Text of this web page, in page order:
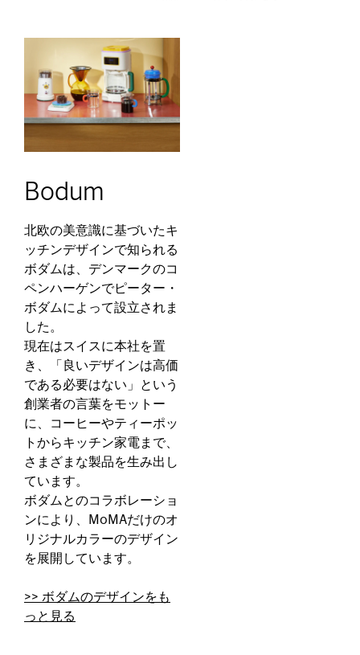
Bodum
北欧の美意識に基づいたキ
ッチンデザインで知られる
ボダムは、デンマークのコ
ペンハーゲンでピーター・
ボダムによって設立されま
した。
現在はスイスに本社を置
き、「良いデザインは高価
である必要はない」という
創業者の言葉をモットー
に、コーヒーやティーポッ
トからキッチン家電まで、
さまざまな製品を生み出し
ています。
ボダムとのコラボレーショ
ンにより、MoMAだけのオ
リジナルカラーのデザイン
を展開しています。
>> ボダムのデザインをも
っと見る